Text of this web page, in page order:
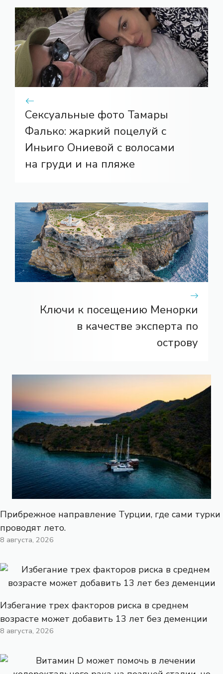
Сексуальные фото Тамары
Фалько: жаркий поцелуй с
Иньиго Ониевой с волосами
на груди и на пляже
Ключи к посещению Менорки
в качестве эксперта по
острову
Прибрежное направление Турции, где сами турки
проводят лето.
8 августа, 2026
Избегание трех факторов риска в среднем
возрасте может добавить 13 лет без деменции
8 августа, 2026